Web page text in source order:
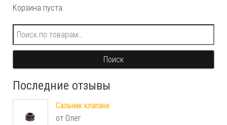
Корзина пуста.
Искать:
Поиск
Последние отзывы
Сальник клапана
от Олег